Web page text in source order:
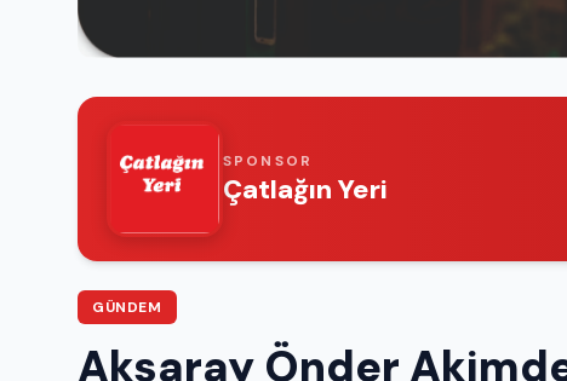
SPONSOR
Çatlağın Yeri
GÜNDEM
Aksaray Önder